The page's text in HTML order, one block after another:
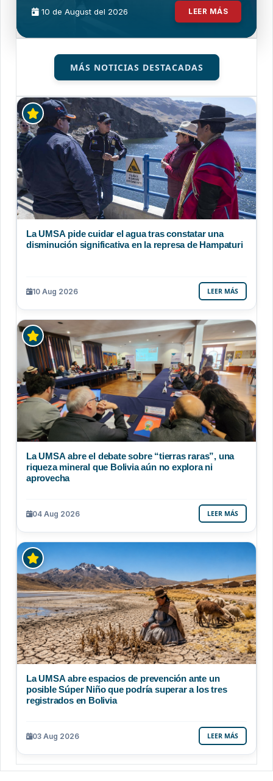
10 de August del 2026 LEER MÁS
MÁS NOTICIAS DESTACADAS
La UMSA pide cuidar el agua tras constatar una
disminución significativa en la represa de Hampaturi
10 Aug 2026 LEER MÁS
La UMSA abre el debate sobre “tierras raras”, una
riqueza mineral que Bolivia aún no explora ni
aprovecha
04 Aug 2026 LEER MÁS
La UMSA abre espacios de prevención ante un
posible Súper Niño que podría superar a los tres
registrados en Bolivia
03 Aug 2026 LEER MÁS